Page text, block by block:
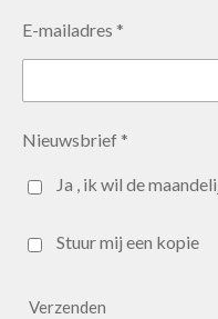
E-mailadres *
Nieuwsbrief *
Ja , ik wil de
Stuur mij een kopie
Verzenden